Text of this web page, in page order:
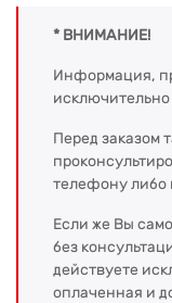
* ВНИМАНИЕ!
Информация,
Перед заказом
телефону либо
Если же Вы
без
действуете
оплаченная и